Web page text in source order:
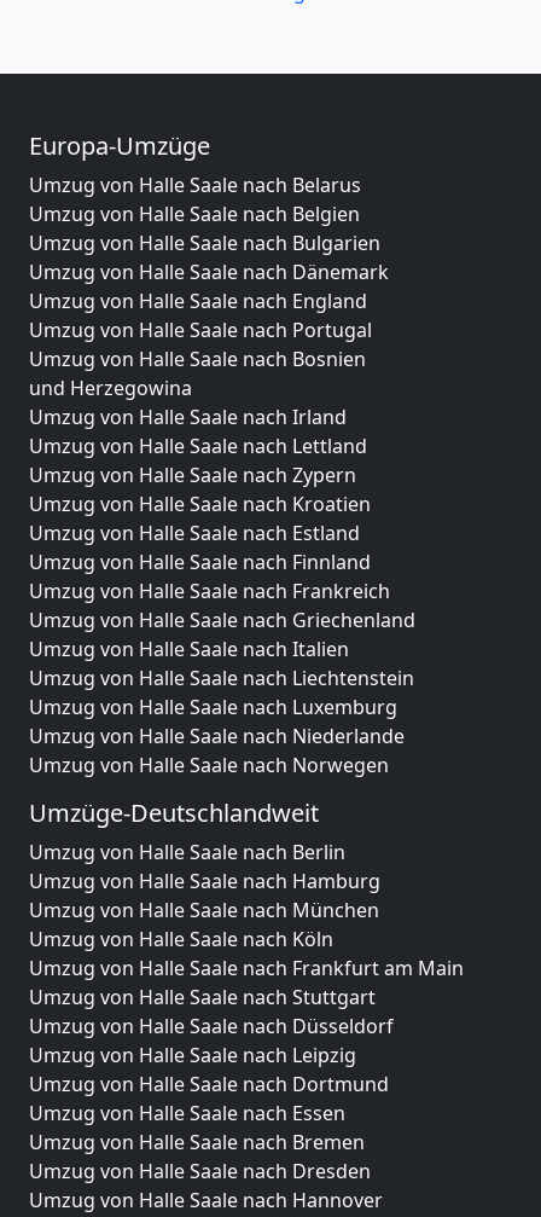
Europa-Umzüge
Umzug von Halle Saale nach Belarus
Umzug von Halle Saale nach Belgien
Umzug von Halle Saale nach Bulgarien
Umzug von Halle Saale nach Dänemark
Umzug von Halle Saale nach England
Umzug von Halle Saale nach Portugal
Umzug von Halle Saale nach Bosnien
und Herzegowina
Umzug von Halle Saale nach Irland
Umzug von Halle Saale nach Lettland
Umzug von Halle Saale nach Zypern
Umzug von Halle Saale nach Kroatien
Umzug von Halle Saale nach Estland
Umzug von Halle Saale nach Finnland
Umzug von Halle Saale nach Frankreich
Umzug von Halle Saale nach Griechenland
Umzug von Halle Saale nach Italien
Umzug von Halle Saale nach Liechtenstein
Umzug von Halle Saale nach Luxemburg
Umzug von Halle Saale nach Niederlande
Umzug von Halle Saale nach Norwegen
Umzüge-Deutschlandweit
Umzug von Halle Saale nach Berlin
Umzug von Halle Saale nach Hamburg
Umzug von Halle Saale nach München
Umzug von Halle Saale nach Köln
Umzug von Halle Saale nach Frankfurt am Main
Umzug von Halle Saale nach Stuttgart
Umzug von Halle Saale nach Düsseldorf
Umzug von Halle Saale nach Leipzig
Umzug von Halle Saale nach Dortmund
Umzug von Halle Saale nach Essen
Umzug von Halle Saale nach Bremen
Umzug von Halle Saale nach Dresden
Umzug von Halle Saale nach Hannover